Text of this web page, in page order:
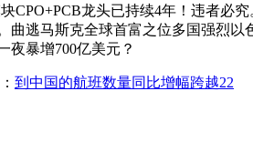
CPO+PCB龙头已持续4年！违者
逃马斯克全球首富之位多国强烈
夜暴增700亿美元？
到中国的航班数量同比增幅跨越22